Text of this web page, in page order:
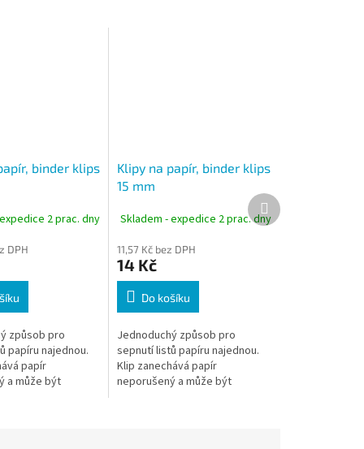
binder klips
2 prac. dny
DPH
způsob pro
papíru najednou.
papír
a může být
Klipy na papír, binder klips
15 mm
Skladem - expedice 2 prac. dny
11,57 Kč bez DPH
14 Kč
Do košíku
Jednoduchý způsob pro
sepnutí listů papíru najednou.
Klip zanechává papír
neporušený a může být
Další
produkt